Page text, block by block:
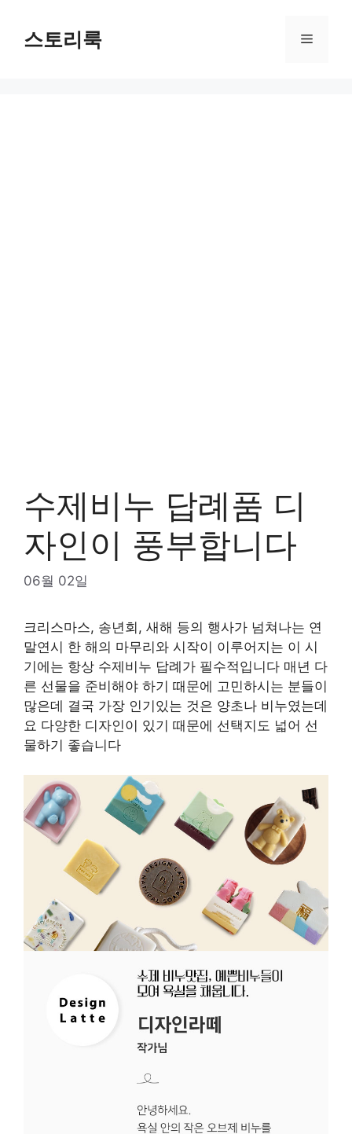
content스토리룩 Menu
수제비누 답례품 디
자인이 풍부합니다
06월 02일
크리스마스, 송년회, 새해 등의 행사가 넘쳐나는 연
말연시 한 해의 마무리와 시작이 이루어지는 이 시
기에는 항상 수제비누 답례가 필수적입니다 매년 다
른 선물을 준비해야 하기 때문에 고민하시는 분들이
많은데 결국 가장 인기있는 것은 양초나 비누였는데
요 다양한 디자인이 있기 때문에 선택지도 넓어 선
물하기 좋습니다